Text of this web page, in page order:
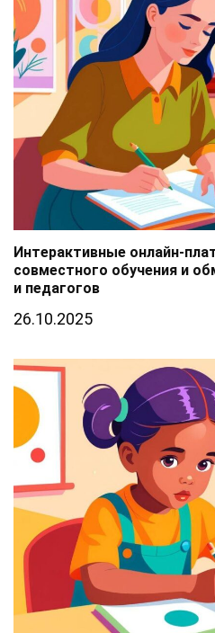
Интерактивные онлайн-
совместного обучения и
и педагогов
26.10.2025